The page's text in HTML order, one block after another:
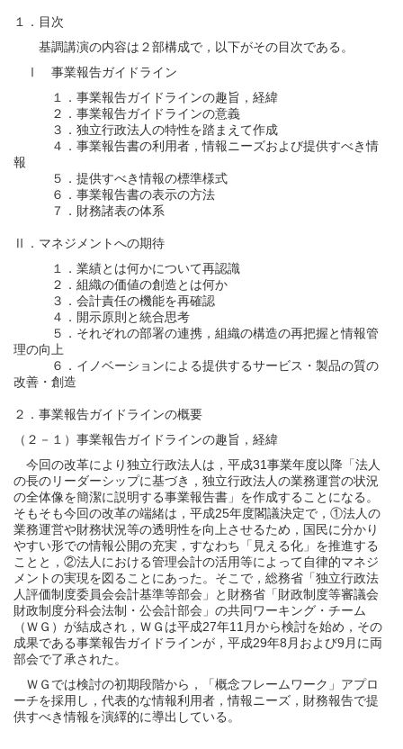
１．目次
基調講演の内容は２部構成で，以下がその目次である。
Ⅰ 事業報告ガイドライン
１．事業報告ガイドラインの趣旨，経緯
２．事業報告ガイドラインの意義
３．独立行政法人の特性を踏まえて作成
４．事業報告書の利用者，情報ニーズおよび提供すべき情
報
５．提供すべき情報の標準様式
６．事業報告書の表示の方法
７．財務諸表の体系
Ⅱ．マネジメントへの期待
１．業績とは何かについて再認識
２．組織の価値の創造とは何か
３．会計責任の機能を再確認
４．開示原則と統合思考
５．それぞれの部署の連携，組織の構造の再把握と情報管
理の向上
６．イノベーションによる提供するサービス・製品の質の
改善・創造
２．事業報告ガイドラインの概要
（２－１）事業報告ガイドラインの趣旨，経緯
今回の改革により独立行政法人は，平成31事業年度以降「法人
の長のリーダーシップに基づき，独立行政法人の業務運営の状況
の全体像を簡潔に説明する事業報告書」を作成することになる。
そもそも今回の改革の端緒は，平成25年度閣議決定で，①法人の
業務運営や財務状況等の透明性を向上させるため，国民に分かり
やすい形での情報公開の充実，すなわち「見える化」を推進する
ことと，②法人における管理会計の活用等によって自律的マネジ
メントの実現を図ることにあった。そこで，総務省「独立行政法
人評価制度委員会会計基準等部会」と財務省「財政制度等審議会
財政制度分科会法制・公会計部会」の共同ワーキング・チーム
（ＷＧ）が結成され，ＷＧは平成27年11月から検討を始め，その
成果である事業報告ガイドラインが，平成29年8月および9月に両
部会で了承された。
ＷＧでは検討の初期段階から，「概念フレームワーク」アプロ
ーチを採用し，代表的な情報利用者，情報ニーズ，財務報告で提
供すべき情報を演繹的に導出している。